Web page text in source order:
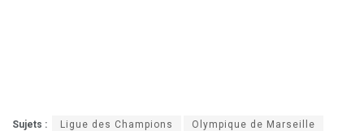
Sujets : Ligue des Champions
Olympique de Marseille